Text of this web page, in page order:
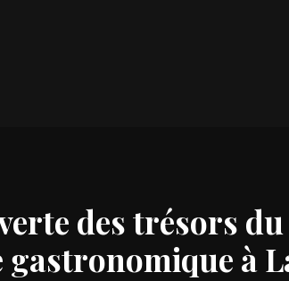
des trésors
gastronomique à